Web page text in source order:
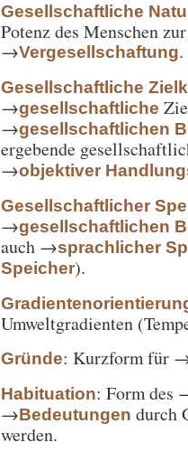
Gesellschaftliche
Potenz des Menschen
→Vergesellschaftung.
Gesellschaftliche
→gesellschaftliche
→gesellschaftlichen
ergebende
→objektiver
Gesellschaftlicher
→gesellschaftlichen
auch →sprachlicher
Speicher).
Umweltgradienten
Gründe: Kurzform für
Habituation: Form des
→Bedeutungen durch
werden.